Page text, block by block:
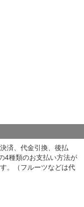
済、代金引換、後払
4種類のお支払い方法が
。（フルーツなどは代